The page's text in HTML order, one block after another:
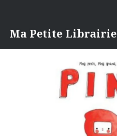
contenu
Ma Petite Librairie